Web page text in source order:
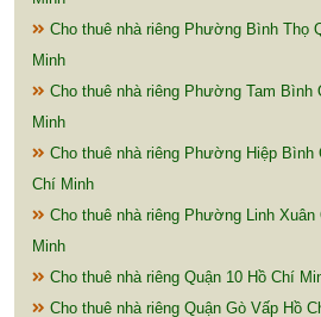
Cho thuê nhà riêng Phường Bình Thọ
Minh
Cho thuê nhà riêng Phường Tam
Minh
Cho thuê nhà riêng Phường Hiệp
Chí Minh
Cho thuê nhà riêng Phường Linh
Minh
Cho thuê nhà riêng Quận 10 Hồ Chí
Cho thuê nhà riêng Quận Gò Vấp Hồ